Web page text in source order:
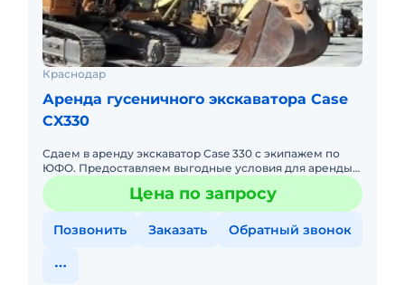
Краснодар
Аренда гусеничного экскаватора Case
CX330
Сдаем в аренду экскаватор Case 330 с экипажем по
ЮФО. Предоставляем выгодные условия для аренды
экскаватора Case 330 в Южном федеральном округе.
Кроме аренды спЦена по запросу
Позвонить Заказать Обратный звонок